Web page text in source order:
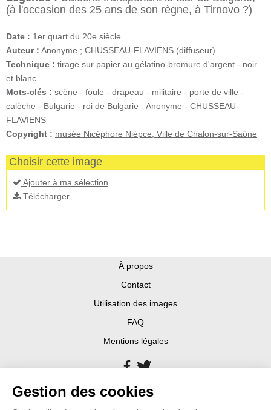
(à l'occasion des 25 ans de son règne, à Tirnovo ?)
Date : 1er quart du 20e siècle
Auteur : Anonyme ; CHUSSEAU-FLAVIENS (diffuseur)
Technique : tirage sur papier au gélatino-bromure d'argent - noir
et blanc
Mots-clés : scène - foule - drapeau - militaire - porte de ville -
calèche - Bulgarie - roi de Bulgarie - Anonyme - CHUSSEAU-
FLAVIENS
Copyright : musée Nicéphore Niépce, Ville de Chalon-sur-Saône
Choisir cette image
Ajouter à ma sélection
Télécharger
À propos
Contact
Utilisation des images
FAQ
Mentions légales
Gestion des cookies